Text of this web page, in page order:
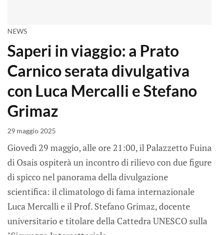
NEWS
Saperi in viaggio: a Prato
Carnico serata divulgativa
con Luca Mercalli e Stefano
Grimaz
29 maggio 2025
Giovedì 29 maggio, alle ore 21:00, il Palazzetto Fuina
di Osais ospiterà un incontro di rilievo con due figure
di spicco nel panorama della divulgazione
scientifica: il climatologo di fama internazionale
Luca Mercalli e il Prof. Stefano Grimaz, docente
universitario e titolare della Cattedra UNESCO sulla